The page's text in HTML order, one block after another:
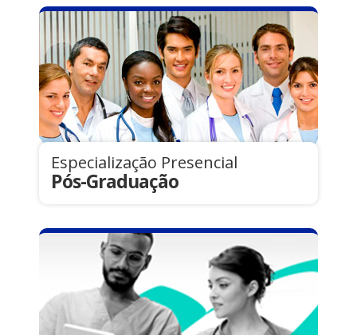
Especialização Presencial
Pós-Graduação